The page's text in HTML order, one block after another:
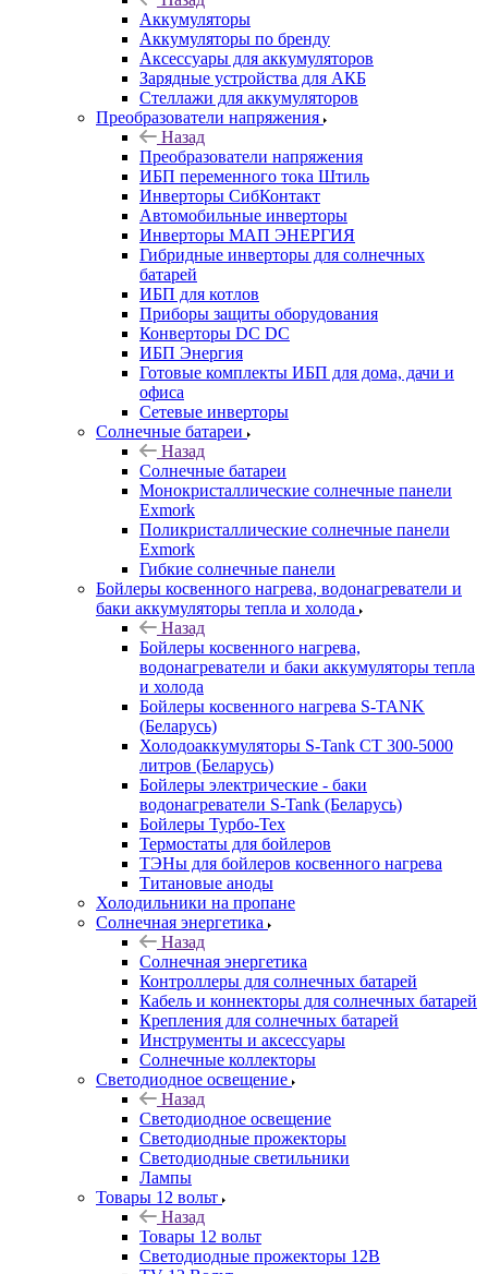
Аккумуляторы
Аккумуляторы по бренду
Аксессуары для аккумуляторов
Зарядные устройства для АКБ
Стеллажи для аккумуляторов
Преобразователи напряжения
Назад
Преобразователи напряжения
ИБП переменного тока Штиль
Инверторы СибКонтакт
Автомобильные инверторы
Инверторы МАП ЭНЕРГИЯ
Гибридные инверторы для солнечных
батарей
ИБП для котлов
Приборы защиты оборудования
Конверторы DC DC
ИБП Энергия
Готовые комплекты ИБП для дома, дачи и
офиса
Сетевые инверторы
Солнечные батареи
Назад
Солнечные батареи
Монокристаллические солнечные панели
Exmork
Поликристаллические солнечные панели
Exmork
Гибкие солнечные панели
Бойлеры косвенного нагрева, водонагреватели и
баки аккумуляторы тепла и холода
Назад
Бойлеры косвенного нагрева,
водонагреватели и баки аккумуляторы тепла
и холода
Бойлеры косвенного нагрева S-TANK
(Беларусь)
Холодоаккумуляторы S-Tank СТ 300-5000
литров (Беларусь)
Бойлеры электрические - баки
водонагреватели S-Tank (Беларусь)
Бойлеры Турбо-Тех
Термостаты для бойлеров
ТЭНы для бойлеров косвенного нагрева
Титановые аноды
Холодильники на пропане
Солнечная энергетика
Назад
Солнечная энергетика
Контроллеры для солнечных батарей
Кабель и коннекторы для солнечных батарей
Крепления для солнечных батарей
Инструменты и аксессуары
Солнечные коллекторы
Светодиодное освещение
Назад
Светодиодное освещение
Светодиодные прожекторы
Светодиодные светильники
Лампы
Товары 12 вольт
Назад
Товары 12 вольт
Светодиодные прожекторы 12В